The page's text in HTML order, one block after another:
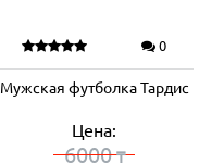
0
Мужская футболка Тардис
Цена:
6000₸